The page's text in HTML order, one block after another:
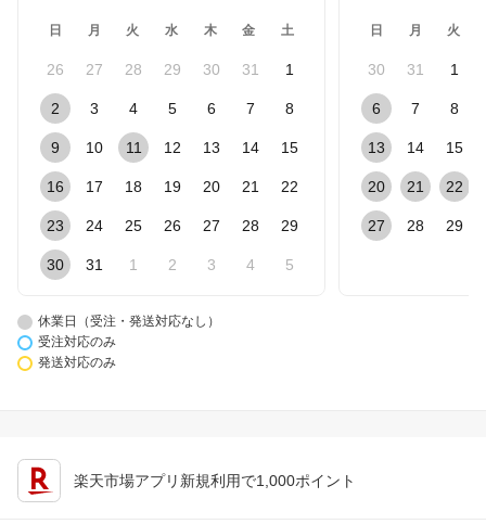
日 月 火 水 木 金 土
26 27 28 29 30 31 1
2 3 4 5 6 7 8
9 10 11 12 13 14 15
16 17 18 19 20 21 22
23 24 25 26 27 28 29
30 31 1 2 3 4 5
日 月 火
30 31 1
6 7 8
13 14 15
20 21 22
27 28 29
休業日（受注・発送対応なし）
受注対応のみ
発送対応のみ
楽天市場アプリ新規利用で1,000ポイント